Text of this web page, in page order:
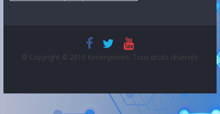
© Copyright © 2019 Kenenyinews. Tous droits réservés